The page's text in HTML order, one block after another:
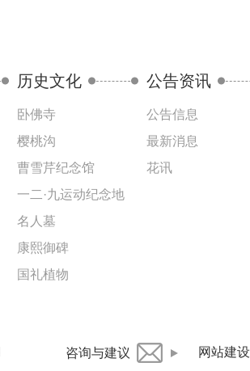
历史文化
卧佛寺
樱桃沟
曹雪芹纪念馆
一二·九运动纪念地
名人墓
康熙御碑
国礼植物
公告资讯
公告信息
最新消息
花讯
咨询与建议 网站建设